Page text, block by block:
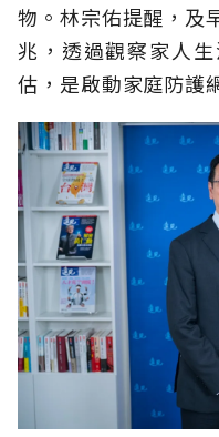
物。林宗佑提醒，及
兆，透過觀察家人
估，是啟動家庭防護